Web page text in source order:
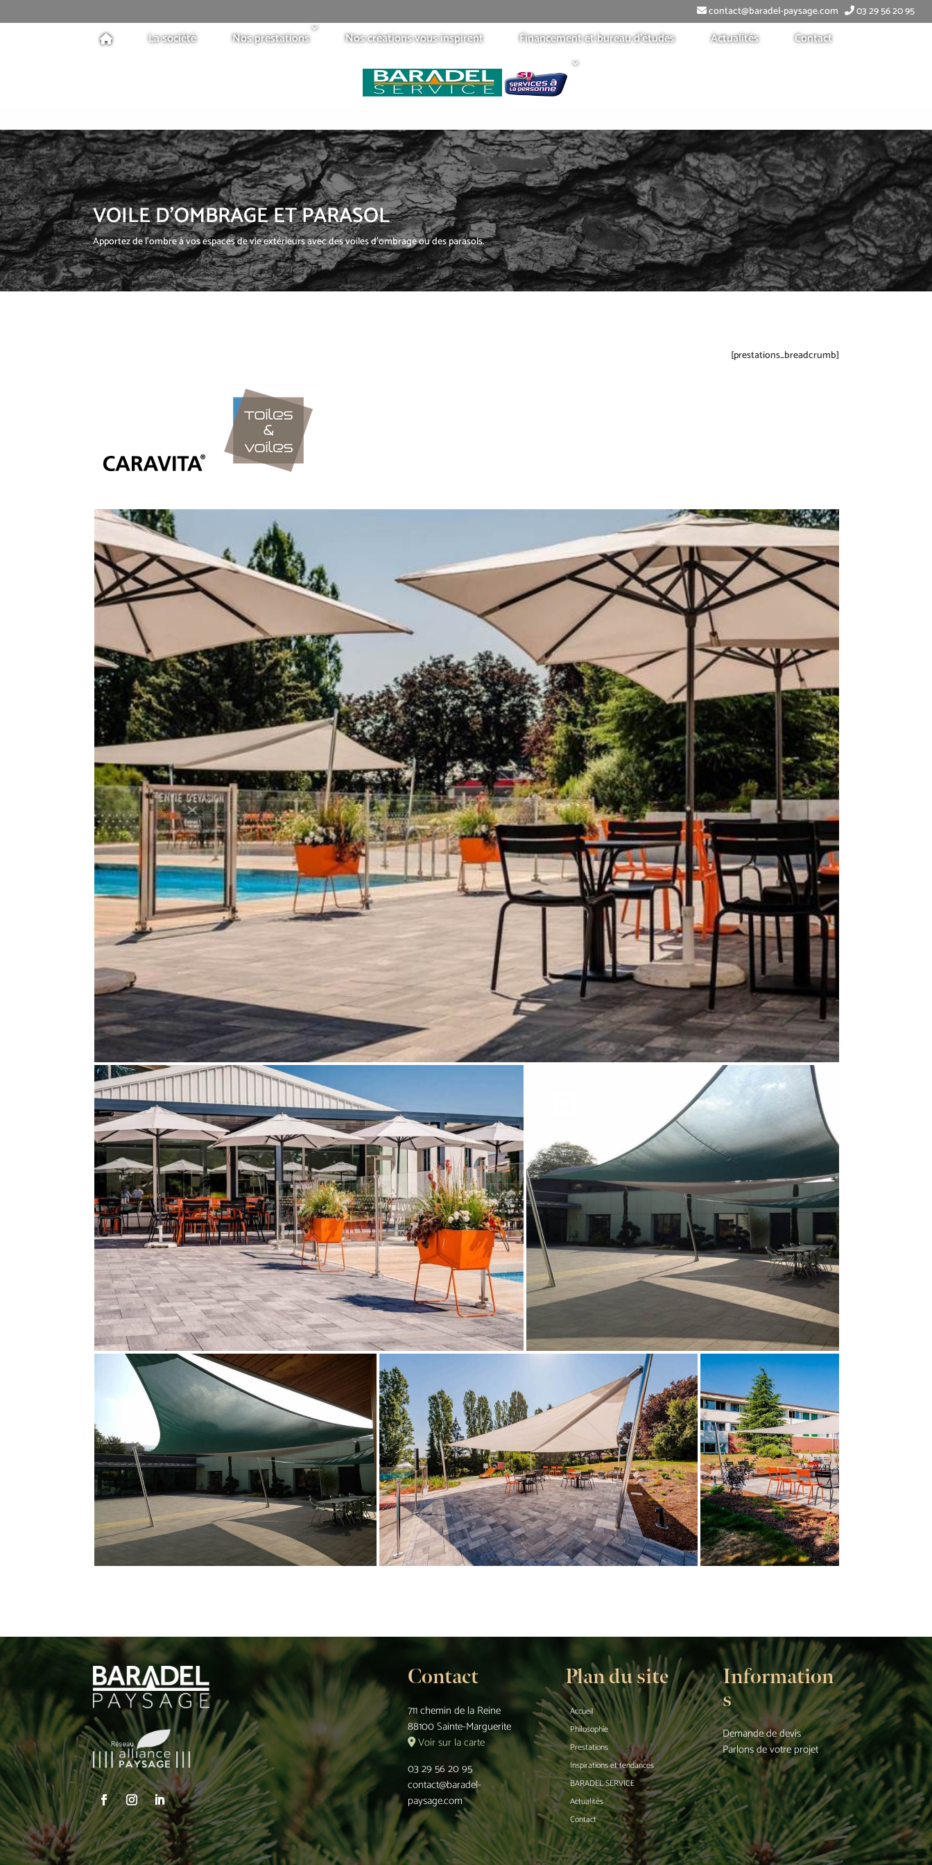
contact@baradel-paysage.com 03 29 56 20 95
La société Nos prestations Nos créations vous inspirent Financement et bureau d’études Actualités Contact
VOILE D’OMBRAGE ET PARASOL
Apportez de l’ombre à vos espaces de vie extérieurs avec des voiles d’ombrage ou des parasols.
[prestations_breadcrumb]
Contact
711 chemin de la Reine
88100 Sainte-Marguerite
Voir sur la carte
03 29 56 20 95
contact@baradel-
paysage.com
Plan du site
Accueil
Philosophie
Prestations
Inspirations et tendances
BARADEL SERVICE
Actualités
Contact
Information
s
Demande de devis
Parlons de votre projet